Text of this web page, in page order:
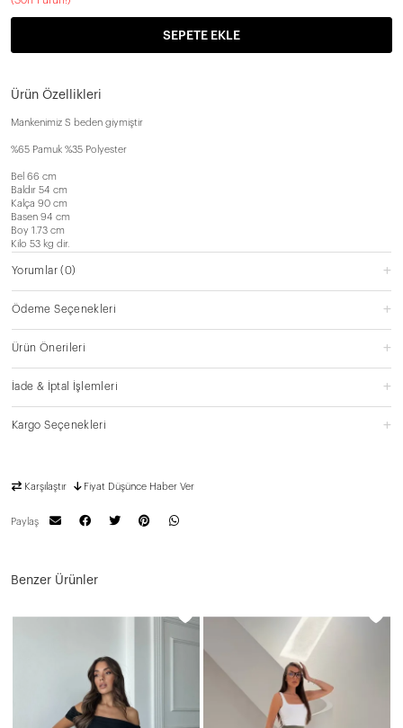
SEPETE EKLE
Ürün Özellikleri
Mankenimiz S beden giymiştir
%65 Pamuk %35 Polyester
Bel 66 cm
Baldır 54 cm
Kalça 90 cm
Basen 94 cm
Boy 1.73 cm
Kilo 53 kg dir.
Yorumlar(0)
Ödeme Seçenekleri
Ürün Önerileri
İade & İptal İşlemleri
Kargo Seçenekleri
Karşılaştır Fiyat Düşünce Haber Ver
Paylaş
Benzer Ürünler